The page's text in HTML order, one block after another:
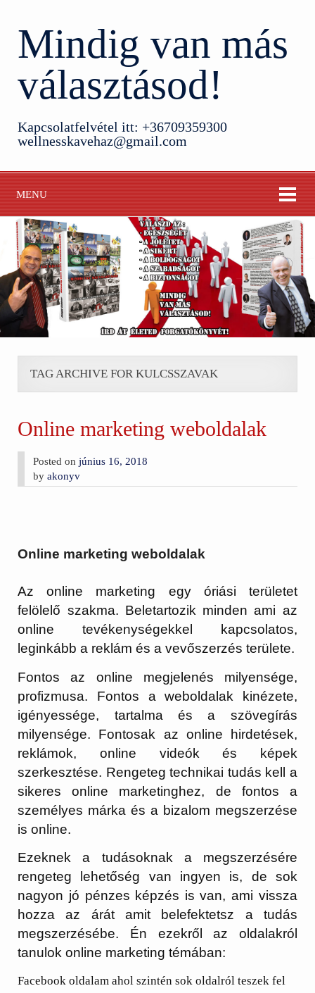
Mindig van más
választásod!
Kapcsolatfelvétel itt: +36709359300
wellnesskavehaz@gmail.com
MENU
TAG ARCHIVE FOR KULCSSZAVAK
Online marketing weboldalak
Posted onjúnius 16, 2018
byakonyv
Online marketing weboldalak
Az online marketing egy óriási területet
felölelő szakma. Beletartozik minden ami az
online tevékenységekkel kapcsolatos,
leginkább a reklám és a vevőszerzés területe.
Fontos az online megjelenés milyensége,
profizmusa. Fontos a weboldalak kinézete,
igényessége, tartalma és a szövegírás
milyensége. Fontosak az online hirdetések,
reklámok, online videók és képek
szerkesztése. Rengeteg technikai tudás kell a
sikeres online marketinghez, de fontos a
személyes márka és a bizalom megszerzése
is online.
Ezeknek a tudásoknak a megszerzésére
rengeteg lehetőség van ingyen is, de sok
nagyon jó pénzes képzés is van, ami vissza
hozza az árát amit belefektetsz a tudás
megszerzésébe. Én ezekről az oldalakról
tanulok online marketing témában:
Facebook oldalam ahol szintén sok oldalról teszek fel